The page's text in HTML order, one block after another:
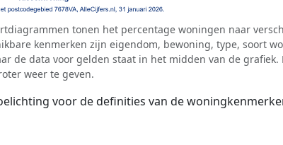
tonen het percentage woningen naar
kenmerken zijn eigendom, bewoning, type, soort
de data voor gelden staat in het midden van de grafiek.
weer te geven.
voor de definities van de